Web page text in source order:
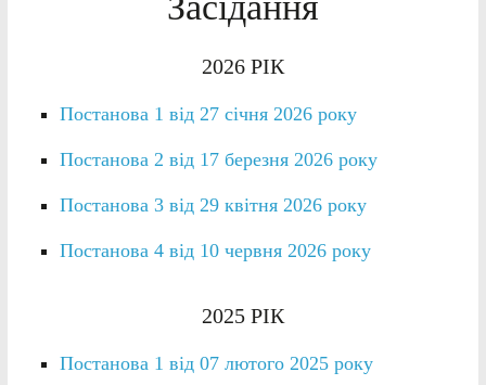
2026 РІК
Постанова 1 від 27 січня 2026 року
Постанова 2 від 17 березня 2026 року
Постанова 3 від 29 квітня 2026 року
Постанова 4 від 10 червня 2026 року
2025 РІК
Постанова 1 від 07 лютого 2025 року